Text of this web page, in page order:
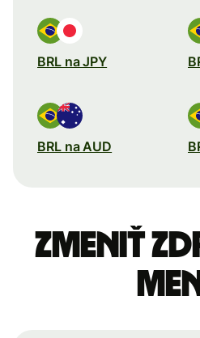
BRL na JPY
BRL na AUD
Zmeniť